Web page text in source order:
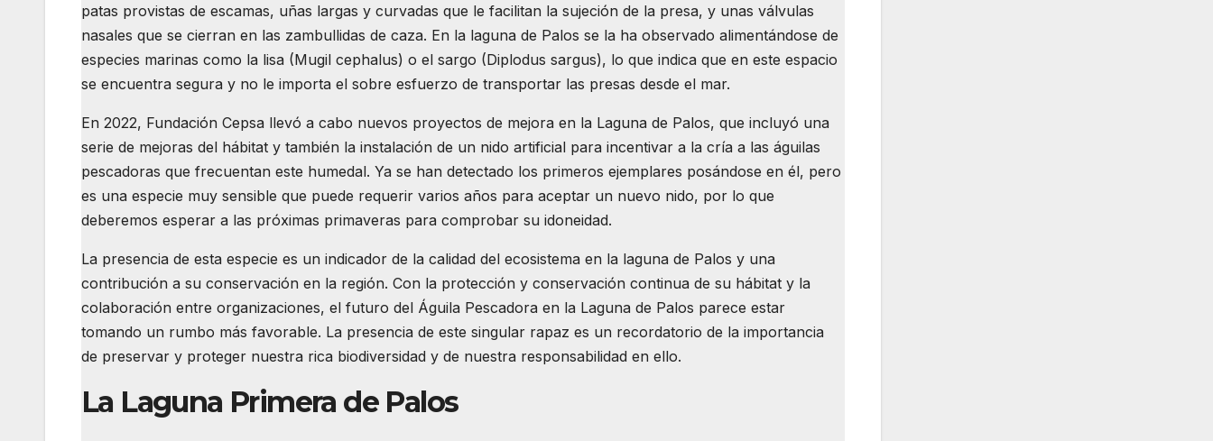
patas provistas de escamas, uñas largas y curvadas que le facilitan la sujeción de la presa, y unas válvulas
nasales que se cierran en las zambullidas de caza. En la laguna de Palos se la ha observado alimentándose de
especies marinas como la lisa (Mugil cephalus) o el sargo (Diplodus sargus), lo que indica que en este espacio
se encuentra segura y no le importa el sobre esfuerzo de transportar las presas desde el mar.
En 2022, Fundación Cepsa llevó a cabo nuevos proyectos de mejora en la Laguna de Palos, que incluyó una
serie de mejoras del hábitat y también la instalación de un nido artificial para incentivar a la cría a las águilas
pescadoras que frecuentan este humedal. Ya se han detectado los primeros ejemplares posándose en él, pero
es una especie muy sensible que puede requerir varios años para aceptar un nuevo nido, por lo que
deberemos esperar a las próximas primaveras para comprobar su idoneidad.
La presencia de esta especie es un indicador de la calidad del ecosistema en la laguna de Palos y una
contribución a su conservación en la región. Con la protección y conservación continua de su hábitat y la
colaboración entre organizaciones, el futuro del Águila Pescadora en la Laguna de Palos parece estar
tomando un rumbo más favorable. La presencia de este singular rapaz es un recordatorio de la importancia
de preservar y proteger nuestra rica biodiversidad y de nuestra responsabilidad en ello.
La Laguna Primera de Palos